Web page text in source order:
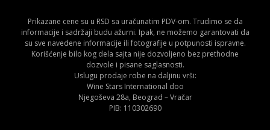
Prikazane cene su u RSD sa uračunatim PDV-om. Trudimo se da
informacije i sadržaji budu ažurni. Ipak, ne možemo garantovati da
su sve navedene informacije ili fotografije u potpunosti ispravne.
Korišćenje bilo kog dela sajta nije dozvoljeno bez prethodne
dozvole i pisane saglasnosti.
Uslugu prodaje robe na daljinu vrši:
Wine Stars International doo
Njegoševa 28a, Beograd – Vračar
PIB: 110302690